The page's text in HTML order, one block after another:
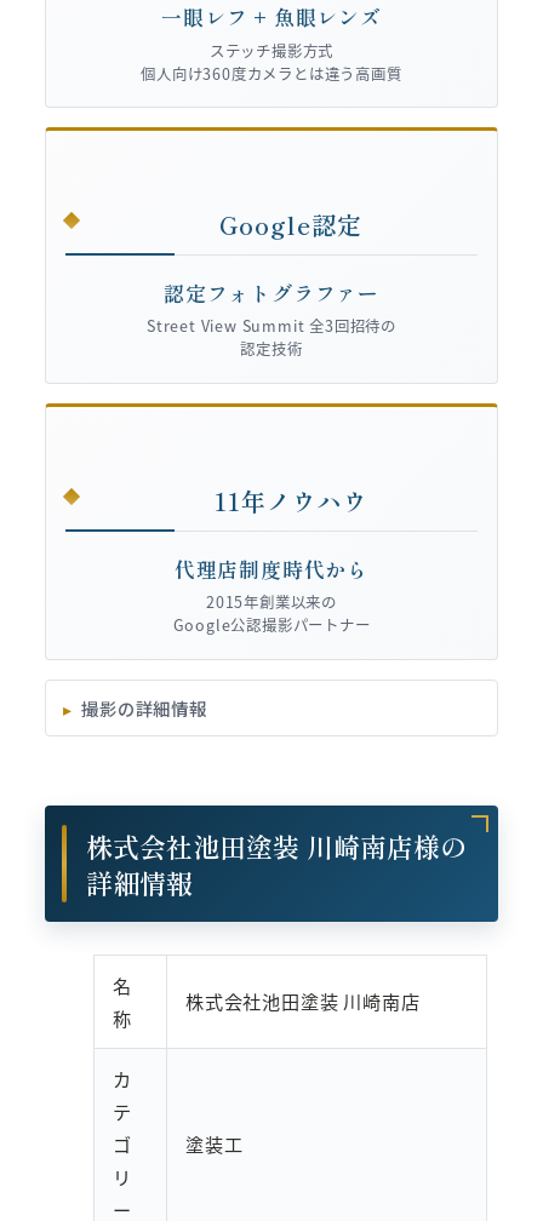
一眼レフ + 魚眼レンズ
ステッチ撮影方式
個人向け360度カメラとは違う高画質
Google認定
認定フォトグラファー
Street View Summit 全3回招待の
認定技術
11年ノウハウ
代理店制度時代から
2015年創業以来の
Google公認撮影パートナー
撮影の詳細情報
株式会社池田塗装 川崎南店様の
詳細情報
名
称
株式会社池田塗装 川崎南店
カ
テ
ゴ
リ
ー
塗装工